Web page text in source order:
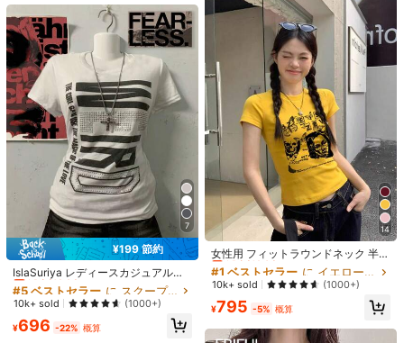
国内発送 THE HORSE RACE パロディ
Tシャツ - ユニークな競馬デザイン、
綿100%・通気性抜群、柔らかい肌触
り、夏に最適、競馬ファンへのプレ
ゼント、誕生日・記念日・ギフトに
¥1,101
-20%
QuickShip
6
MOREGETS BEAUTY
女性用レースキャミソール、取り外
し可能なパッド付き、かわいい&セク
シーな無地インナー、新学期、冬、
クリスマス、春節、カジュアルブラ
ックサマーに適しています、シック&
エレガント
売り切れ間近！
10k+ sold
¥684 -5% 概算
7
¥199 節約
IslaSuriya レディースカジュアルス
ローガンプリントラインストーンシ
ョートスリーブTシャツ
#5 ベストセラー に スクープネック 女性用トップス、ブラウス、Tシャツ
売り切れ間近！
#5 ベストセラー に スクープネック 女性用トップス、ブラウス、Tシャツ
売り切れ間近！
#5 ベストセラー に スクープネック 女性用トップス、ブラウス、Tシャツ
売り切れ間近！
#5 ベストセラー に スクープネック 女性用トップス、ブラウス、Tシャツ
売り切れ間近！
10k+ sold (1000+)
¥696 -22% 概算
14
女性用 フィットラウンドネック 半袖
Tシャツ、夏 アメリカンスパイシー
ヴィンテージスタイル 多用途カジュ
アルトップス イエロー
#1 ベストセラー に イエロー ベーシックなカジュアルTシャツ
売り切れ間近！
#1 ベストセラー
売り切れ間近！
#1 ベストセラー
売り切れ間近！
#1 ベストセラー に イエロー ベーシックなカジュアルTシャツ
売り切れ間近！
10k+ sold (1000+)
¥795 -5% 概算